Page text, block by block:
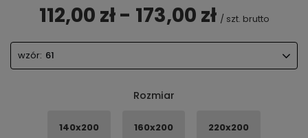
112,00 zł - 173,00 zł / szt. brutto
wzór: 61
Rozmiar
140x200 160x200 220x200